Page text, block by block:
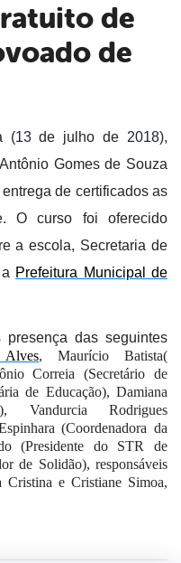
de
de
(13 de julho de 2018),
Gomes de Souza
de certificados as
O curso foi oferecido
a escola, Secretaria de
Prefeitura Municipal de
das seguintes
, Maurício Batista(
Correia (Secretário de
de Educação), Damiana
Vandurcia Rodrigues
(Coordenadora da
(Presidente do STR de
de Solidão), responsáveis
Cristina e Cristiane Simoa,